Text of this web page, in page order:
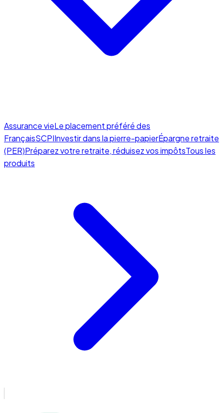
Assurance vieLe placement préféré des
FrançaisSCPIInvestir dans la pierre-papierÉpargne retraite
(PER)Préparez votre retraite, réduisez vos impôtsTous les
produits